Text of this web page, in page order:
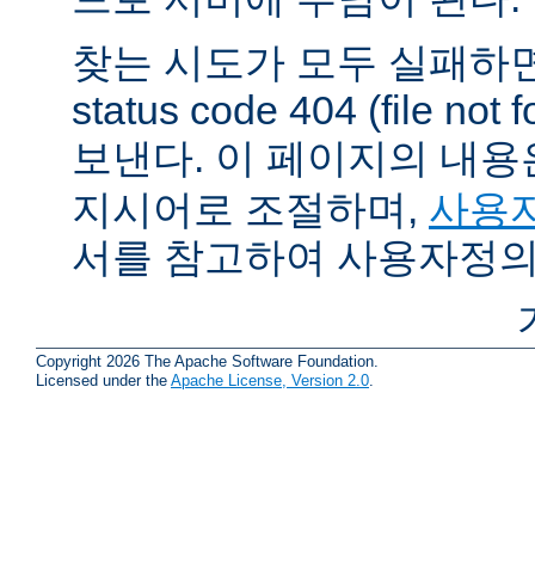
찾는 시도가 모두 실패하
status code 404 (file not
보낸다. 이 페이지의 내
지시어로 조절하며, 사용
서를 참고하여 사용자정
Copyright 2026 The Apache Software Foundation.
Licensed under the Apache License, Version 2.0